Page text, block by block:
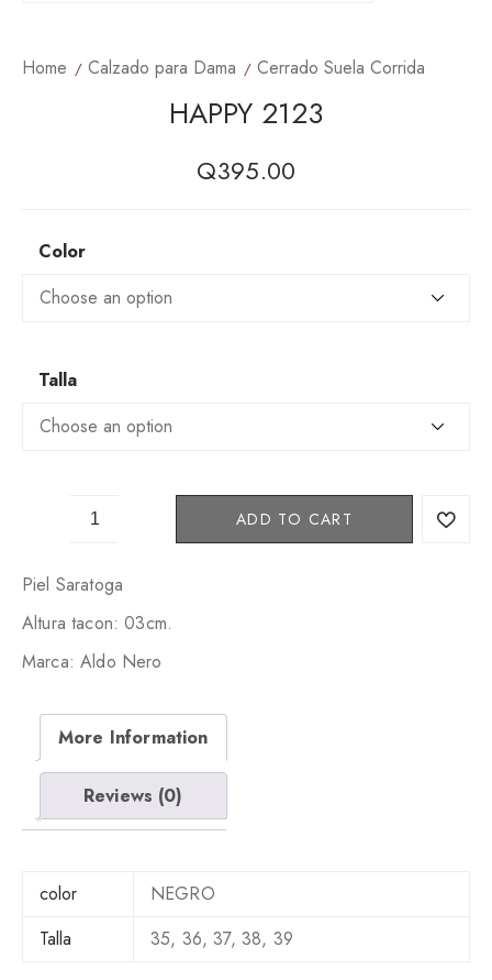
Home Calzado para Dama Cerrado Suela Corrida
HAPPY 2123
Q395.00
Color
Talla
P
2
2
u
a
t
y
ADD TO CART
Piel Saratoga
Altura tacon: 03cm.
Marca: Aldo Nero
More Information
Reviews (0)
color
NEGRO
Talla
35, 36, 37, 38, 39